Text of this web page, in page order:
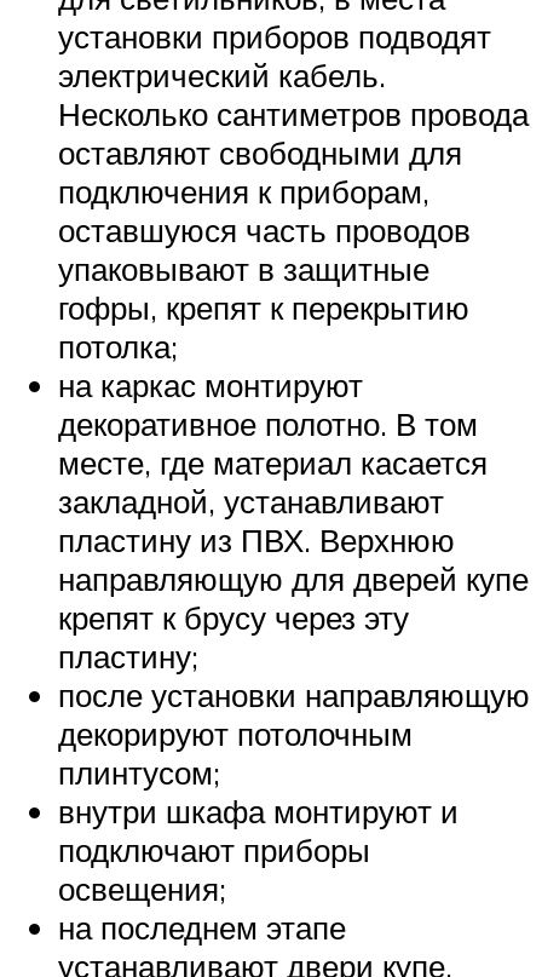
установки приборов подводят
электрический кабель.
Несколько сантиметров провода
оставляют свободными для
подключения к приборам,
оставшуюся часть проводов
упаковывают в защитные
гофры, крепят к перекрытию
потолка;
на каркас монтируют
декоративное полотно. В том
месте, где материал касается
закладной, устанавливают
пластину из ПВХ. Верхнюю
направляющую для дверей купе
крепят к брусу через эту
пластину;
после установки направляющую
декорируют потолочным
плинтусом;
внутри шкафа монтируют и
подключают приборы
освещения;
на последнем этапе
устанавливают двери купе.